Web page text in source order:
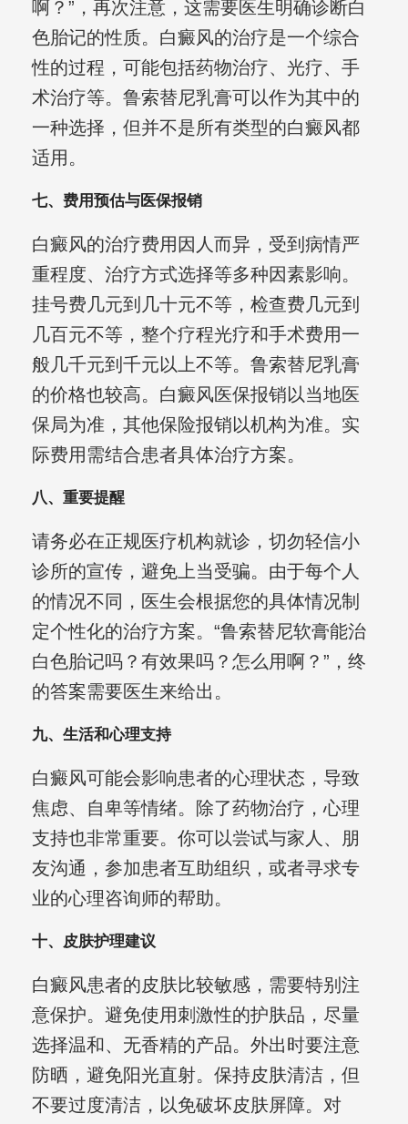
啊？”，再次注意，这需要医生明确诊断白
色胎记的性质。白癜风的治疗是一个综合
性的过程，可能包括药物治疗、光疗、手
术治疗等。鲁索替尼乳膏可以作为其中的
一种选择，但并不是所有类型的白癜风都
适用。
七、费用预估与医保报销
白癜风的治疗费用因人而异，受到病情严
重程度、治疗方式选择等多种因素影响。
挂号费几元到几十元不等，检查费几元到
几百元不等，整个疗程光疗和手术费用一
般几千元到千元以上不等。鲁索替尼乳膏
的价格也较高。白癜风医保报销以当地医
保局为准，其他保险报销以机构为准。实
际费用需结合患者具体治疗方案。
八、重要提醒
请务必在正规医疗机构就诊，切勿轻信小
诊所的宣传，避免上当受骗。由于每个人
的情况不同，医生会根据您的具体情况制
定个性化的治疗方案。“鲁索替尼软膏能治
白色胎记吗？有效果吗？怎么用啊？”，终
的答案需要医生来给出。
九、生活和心理支持
白癜风可能会影响患者的心理状态，导致
焦虑、自卑等情绪。除了药物治疗，心理
支持也非常重要。你可以尝试与家人、朋
友沟通，参加患者互助组织，或者寻求专
业的心理咨询师的帮助。
十、皮肤护理建议
白癜风患者的皮肤比较敏感，需要特别注
意保护。避免使用刺激性的护肤品，尽量
选择温和、无香精的产品。外出时要注意
防晒，避免阳光直射。保持皮肤清洁，但
不要过度清洁，以免破坏皮肤屏障。对